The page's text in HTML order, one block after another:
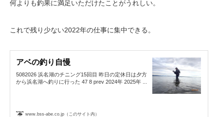
何よりも釣果に満足いただけたことがうれしい。
これで残り少ない2022年の仕事に集中できる。
アベの釣り自慢
5082026 浜名湖のチニング15回目 昨日の定休日は夕方
から浜名湖へ釣りに行った 47 8 prev 2024年 2025年 ...
www.bss-abe.co.jp（このサイト内）